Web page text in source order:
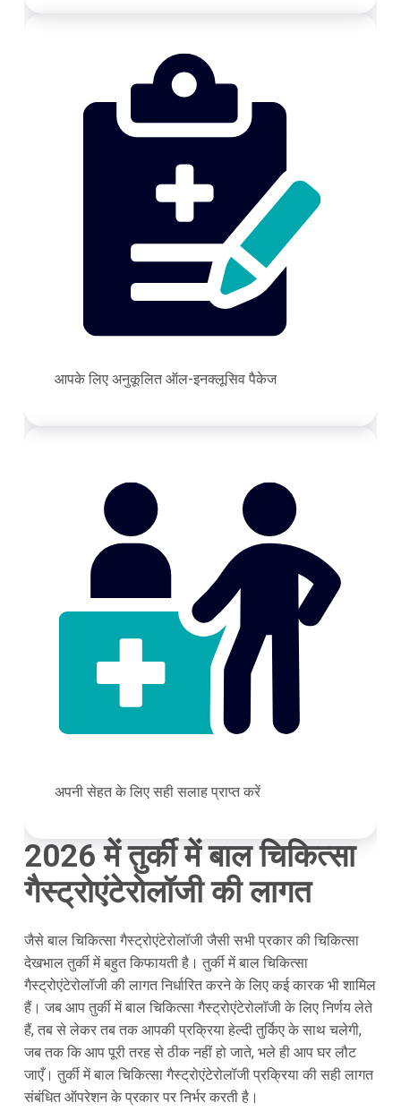
आपके लिए अनुकूलित ऑल-इनक्लूसिव पैकेज
अपनी सेहत के लिए सही सलाह प्राप्त करें
2026 में तुर्की में बाल चिकित्सा
गैस्ट्रोएंटेरोलॉजी की लागत
जैसे बाल चिकित्सा गैस्ट्रोएंटेरोलॉजी जैसी सभी प्रकार की चिकित्सा
देखभाल तुर्की में बहुत किफायती है। तुर्की में बाल चिकित्सा
गैस्ट्रोएंटेरोलॉजी की लागत निर्धारित करने के लिए कई कारक भी शामिल
हैं। जब आप तुर्की में बाल चिकित्सा गैस्ट्रोएंटेरोलॉजी के लिए निर्णय लेते
हैं, तब से लेकर तब तक आपकी प्रक्रिया हेल्दी तुर्किए के साथ चलेगी,
जब तक कि आप पूरी तरह से ठीक नहीं हो जाते, भले ही आप घर लौट
जाएँ। तुर्की में बाल चिकित्सा गैस्ट्रोएंटेरोलॉजी प्रक्रिया की सही लागत
संबंधित ऑपरेशन के प्रकार पर निर्भर करती है।